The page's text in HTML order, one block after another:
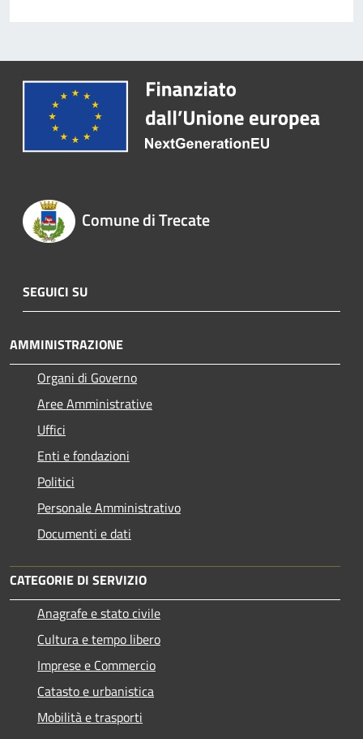
Comune di Trecate
SEGUICI SU
AMMINISTRAZIONE
Organi di Governo
Aree Amministrative
Uffici
Enti e fondazioni
Politici
Personale Amministrativo
Documenti e dati
CATEGORIE DI SERVIZIO
Anagrafe e stato civile
Cultura e tempo libero
Imprese e Commercio
Catasto e urbanistica
Mobilità e trasporti